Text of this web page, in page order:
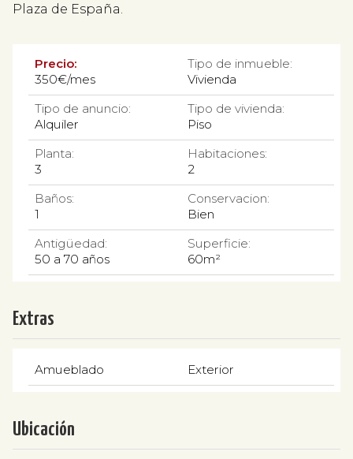
Plaza de España.
Precio:
350€/mes
Tipo de inmueble:
Vivienda
Tipo de anuncio:
Alquiler
Tipo de vivienda:
Piso
Planta:
3
Habitaciones:
2
Baños:
1
Conservacion:
Bien
Antigüedad:
50 a 70 años
Superficie:
60m²
Extras
Amueblado Exterior
Ubicación